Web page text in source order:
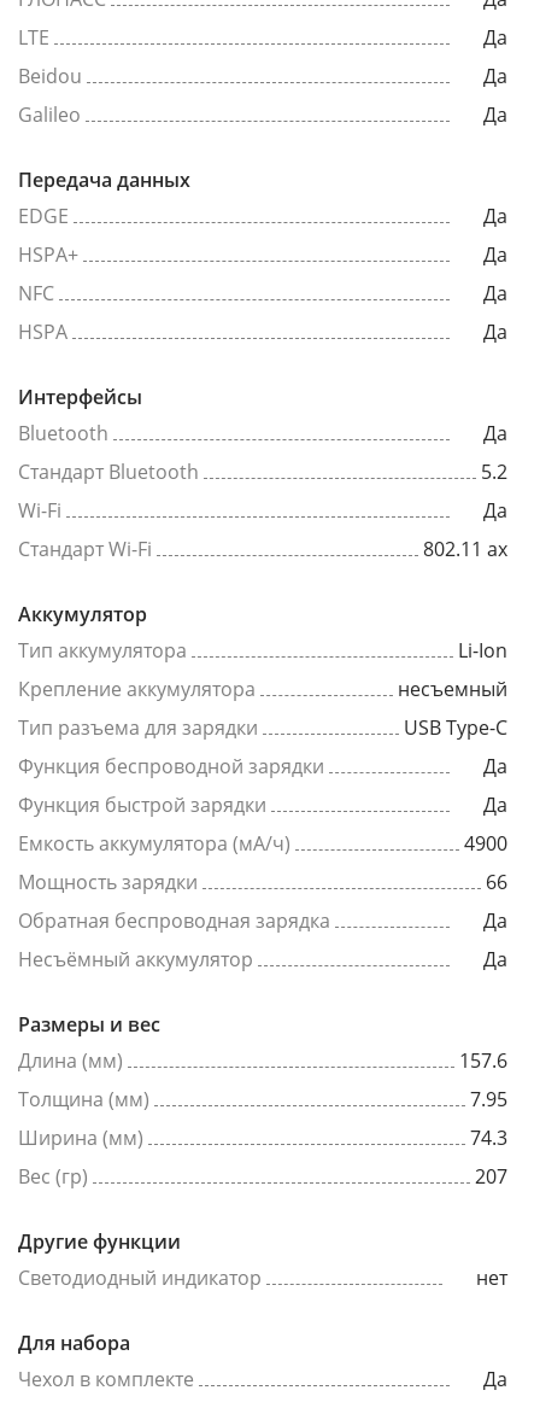
LTE
Да
Beidou
Да
Galileo
Да
Передача данных
EDGE
Да
HSPA+
Да
NFC
Да
HSPA
Да
Интерфейсы
Bluetooth
Да
Стандарт Bluetooth
5.2
Wi-Fi
Да
Стандарт Wi-Fi
802.11 ax
Аккумулятор
Тип аккумулятора
Li-Ion
Крепление аккумулятора
несъемный
Тип разъема для зарядки
USB Type-C
Функция беспроводной зарядки
Да
Функция быстрой зарядки
Да
Емкость аккумулятора (мА/ч)
4900
Мощность зарядки
66
Обратная беспроводная зарядка
Да
Несъёмный аккумулятор
Да
Размеры и вес
Длина (мм)
157.6
Толщина (мм)
7.95
Ширина (мм)
74.3
Вес (гр)
207
Другие функции
Светодиодный индикатор
нет
Для набора
Чехол в комплекте
Да